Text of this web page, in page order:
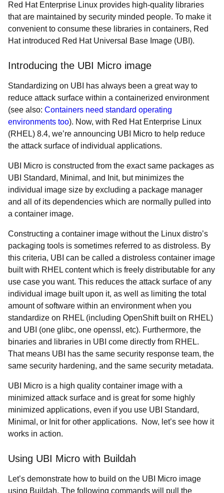
Red Hat Enterprise Linux provides high-quality libraries
that are maintained by security minded people. To make it
convenient to consume these libraries in containers, Red
Hat introduced Red Hat Universal Base Image (UBI).
Introducing the UBI Micro image
Standardizing on UBI has always been a great way to
reduce attack surface within a containerized environment
(see also: Containers need standard operating
environments too). Now, with Red Hat Enterprise Linux
(RHEL) 8.4, we’re announcing UBI Micro to help reduce
the attack surface of individual applications.
UBI Micro is constructed from the exact same packages as
UBI Standard, Minimal, and Init, but minimizes the
individual image size by excluding a package manager
and all of its dependencies which are normally pulled into
a container image.
Constructing a container image without the Linux distro’s
packaging tools is sometimes referred to as distroless. By
this criteria, UBI can be called a distroless container image
built with RHEL content which is freely distributable for any
use case you want. This reduces the attack surface of any
individual image built upon it, as well as limiting the total
amount of software within an environment when you
standardize on RHEL (including OpenShift built on RHEL)
and UBI (one glibc, one openssl, etc). Furthermore, the
binaries and libraries in UBI come directly from RHEL.
That means UBI has the same security response team, the
same security hardening, and the same security metadata.
UBI Micro is a high quality container image with a
minimized attack surface and is great for some highly
minimized applications, even if you use UBI Standard,
Minimal, or Init for other applications. Now, let’s see how it
works in action.
Using UBI Micro with Buildah
Let’s demonstrate how to build on the UBI Micro image
using Buildah. The following commands will pull the